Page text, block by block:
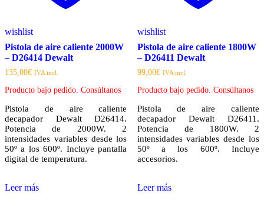
wishlist
Pistola de aire caliente 2000W
– D26414 Dewalt
135,00€ IVA incl.
Producto bajo pedido. Consúltanos
Pistola de aire caliente
decapador Dewalt D26414.
Potencia de 2000W. 2
intensidades variables desde los
50º a los 600º. Incluye pantalla
digital de temperatura.
Leer más
wishlist
Pistola de aire caliente 1800W
– D26411 Dewalt
99,00€ IVA incl.
Producto bajo pedido. Consúltanos
Pistola de aire caliente
decapador Dewalt D26411.
Potencia de 1800W. 2
intensidades variables desde los
50º a los 600º. Incluye
accesorios.
Leer más